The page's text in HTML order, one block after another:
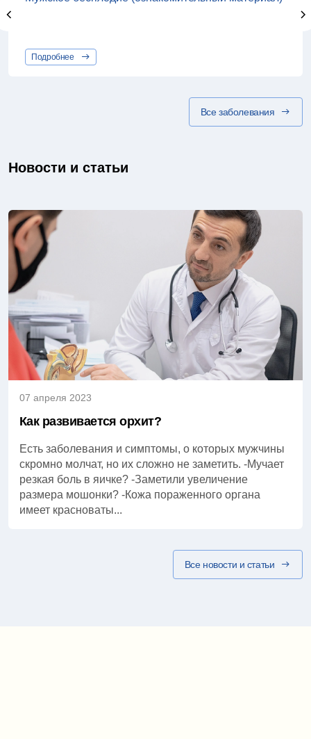
Подробнее
Все заболевания
Новости и статьи
07 апреля 2023
Как развивается орхит?
Есть заболевания и симптомы, о которых мужчины
скромно молчат, но их сложно не заметить. -Мучает
резкая боль в яичке? -Заметили увеличение
размера мошонки? -Кожа пораженного органа
имеет красноваты...
Все новости и статьи